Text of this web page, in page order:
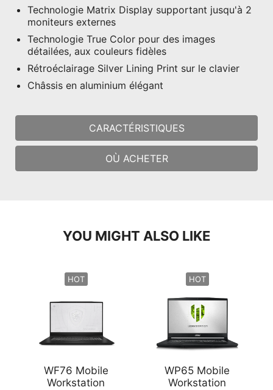
Technologie Matrix Display supportant jusqu'à 2
moniteurs externes
Technologie True Color pour des images
détailées, aux couleurs fidèles
Rétroéclairage Silver Lining Print sur le clavier
Châssis en aluminium élégant
CARACTÉRISTIQUES
OÙ ACHETER
YOU MIGHT ALSO LIKE
HOT
WF76 Mobile
Workstation
HOT
WP65 Mobile
Workstation